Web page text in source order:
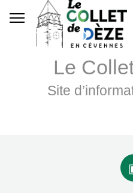
Le
Site